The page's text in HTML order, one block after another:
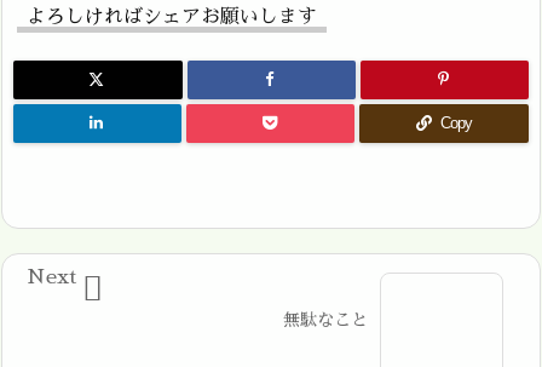
よろしければシェアお願いします
Copy
無駄なこと

Next